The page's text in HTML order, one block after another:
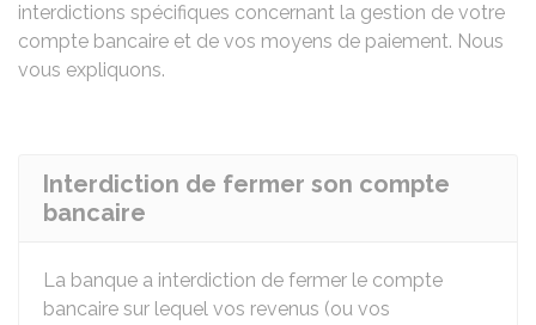
interdictions spécifiques concernant la gestion de votre
compte bancaire et de vos moyens de paiement. Nous
vous expliquons.
Interdiction de fermer son compte
bancaire
La banque a interdiction de fermer le compte
bancaire sur lequel vos revenus (ou vos